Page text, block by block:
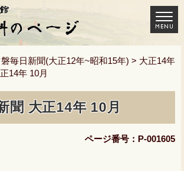
毎日新聞(大正12年~昭和15年) > 大正14年
14年 10月
聞 大正14年 10月
ページ番号：P-001605